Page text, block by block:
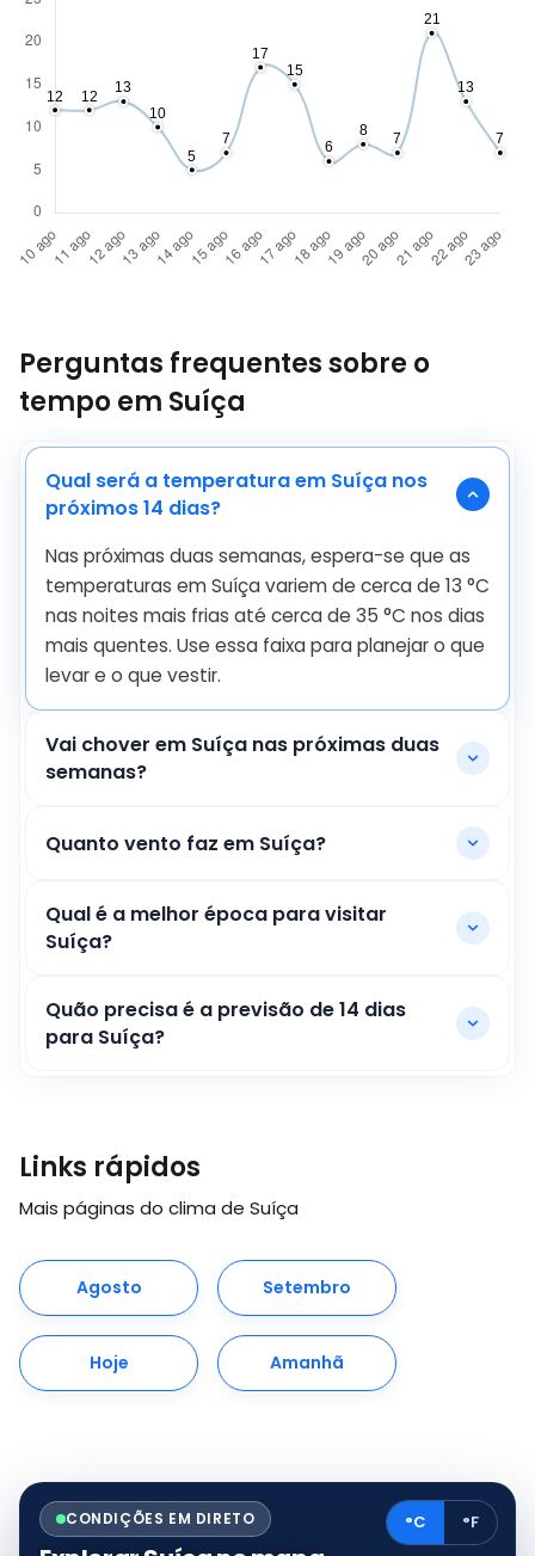
Perguntas frequentes sobre o
tempo em Suíça
Qual será a temperatura em Suíça nos
próximos 14 dias?
Nas próximas duas semanas, espera-se que as
temperaturas em Suíça variem de cerca de 13 °C
nas noites mais frias até cerca de 35 °C nos dias
mais quentes. Use essa faixa para planejar o que
levar e o que vestir.
Vai chover em Suíça nas próximas duas
semanas?
Quanto vento faz em Suíça?
Qual é a melhor época para visitar
Suíça?
Quão precisa é a previsão de 14 dias
para Suíça?
Links rápidos
Mais páginas do clima de Suíça
Agosto Setembro
Hoje Amanhã
CONDIÇÕES EM DIRETO °C °F